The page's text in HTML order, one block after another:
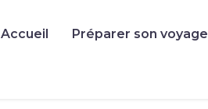
Accueil Préparer son voyage